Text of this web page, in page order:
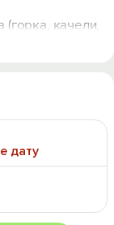
качели,
продуктовый
пляж.
с
дату